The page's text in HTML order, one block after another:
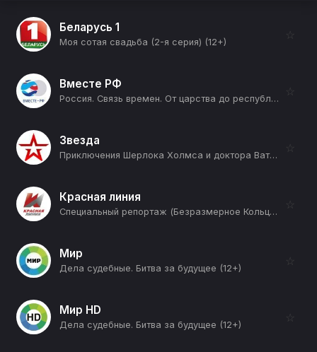
Беларусь 1
Моя сотая свадьба (2-я серия) (12+)
☆
Вместе РФ
Россия. Связь времен. От царства до республики (Примирение) (12+)
☆
Звезда
Приключения Шерлока Холмса и доктора Ватсона (Кровавая надпись) (12+)
☆
Красная линия
Специальный репортаж (Безразмерное Кольцо) (12+)
☆
Мир
Дела судебные. Битва за будущее (12+)
☆
Мир HD
Дела судебные. Битва за будущее (12+)
☆